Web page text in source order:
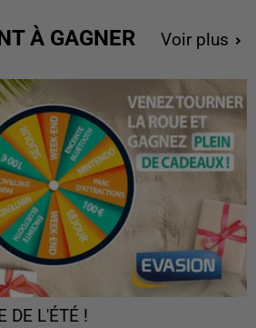
À GAGNER Voir plus
DE L'ÉTÉ !